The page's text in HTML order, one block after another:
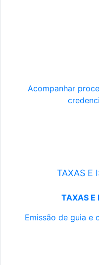
Acompanhar
TAXAS E
TAXAS E
Emissão de guia e